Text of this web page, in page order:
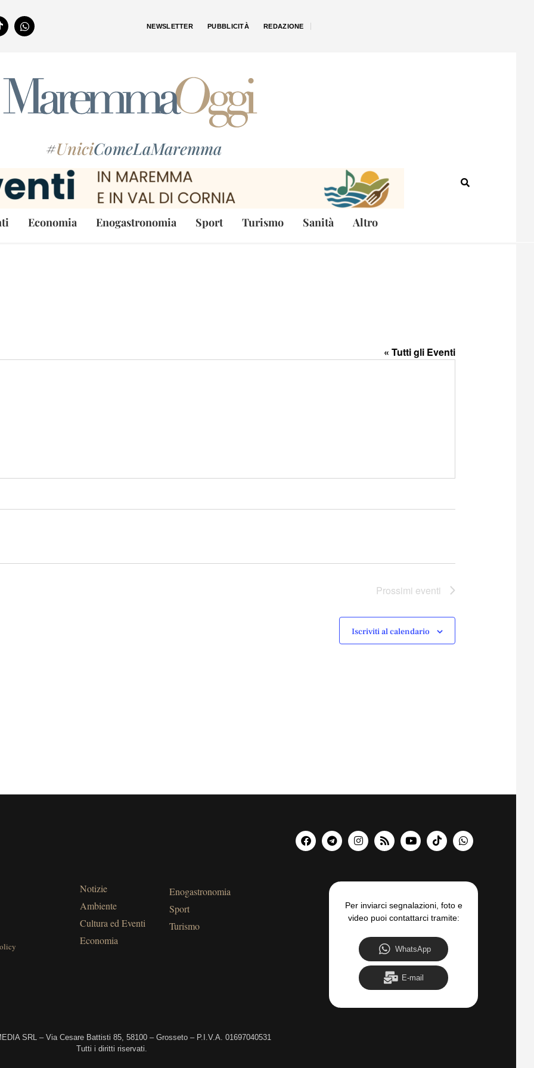
NEWSLETTER PUBBLICITÀ REDAZIONE
#UniciComeLaMaremma
Economia Enogastronomia Sport Turismo Sanità Altro
« Tutti gli Eventi
Prossimi eventi
Iscriviti al calendario
Notizie
Ambiente
Cultura ed Eventi
Economia
Enogastronomia
Sport
Turismo
Per inviarci segnalazioni, foto e
video puoi contattarci tramite:
WhatsApp
E-mail
SRL – Via Cesare Battisti 85, 58100 – Grosseto – P.I.V.A. 01697040531
Tutti i diritti riservati.